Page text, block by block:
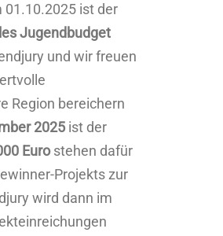
ist der
Jugendbudget
und wir freuen
Region bereichern
2025ist der
Eurostehen dafür
Projekts zur
wird dann im